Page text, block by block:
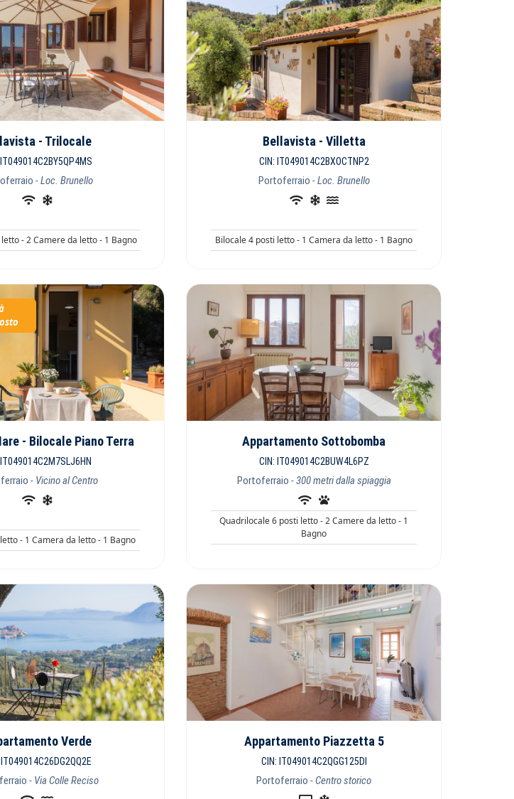
- Trilocale
- Loc. Brunello
- 2 Camere da letto - 1 Bagno
Bellavista - Villetta
CIN: IT049014C2BXOCTNP2
Portoferraio - Loc. Brunello
Bilocale 4 posti letto - 1 Camera da letto - 1 Bagno
- Bilocale Piano Terra
- Vicino al Centro
- 1 Camera da letto - 1 Bagno
Appartamento Sottobomba
CIN: IT049014C2BUW4L6PZ
Portoferraio - 300 metri dalla spiaggia
Quadrilocale 6 posti letto - 2 Camere da letto - 1
Bagno
Verde
- Via Colle Reciso
Appartamento Piazzetta 5
CIN: IT049014C2QGG125DI
Portoferraio - Centro storico